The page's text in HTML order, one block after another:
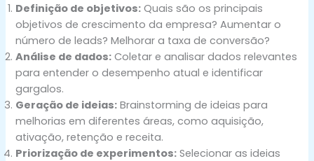
Definição de objetivos: Quais são os principais
objetivos de crescimento da empresa? Aumentar o
número de leads? Melhorar a taxa de conversão?
Análise de dados: Coletar e analisar dados relevantes
para entender o desempenho atual e identificar
gargalos.
Geração de ideias: Brainstorming de ideias para
melhorias em diferentes áreas, como aquisição,
ativação, retenção e receita.
Priorização de experimentos: Selecionar as ideias